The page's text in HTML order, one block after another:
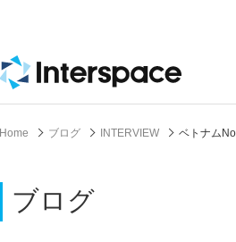
Home ブログ INTERVIEW ベトナム
ブログ